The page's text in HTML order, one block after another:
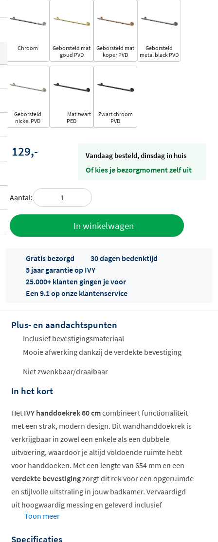
Chroom
Geborsteld mat
goud PVD
Geborsteld mat
koper PVD
Geborsteld
metal black PVD
Geborsteld
nickel PVD
Mat zwart
PED
Zwart chroom
PVD
129,- vandaag besteld, dinsdag in huis
Of kies je bezorgmoment zelf uit
Aantal:
In winkelwagen
Offertes
ophalen...
Gratis bezorgd
30 dagen bedenktijd
5 jaar garantie op IVY
25.000+ klanten gingen je voor
Een 9.1 op onze klantenservice
Plus- en aandachtspunten
Inclusief bevestigingsmateriaal
Mooie afwerking dankzij de verdekte bevestiging
Niet zwenkbaar/draaibaar
In het kort
Het IVY handdoekrek 60 cmcombineert functionaliteit
met een strak, modern design. Dit wandhanddoekrek is
verkrijgbaar in zowel een enkele als een dubbele
uitvoering, waardoor je altijd voldoende ruimte hebt
voor handdoeken. Met een lengte van 654 mm en een
verdekte bevestigingzorgt dit rek voor een opgeruimde
en stijlvolle uitstraling in jouw badkamer. Vervaardigd
uit hoogwaardig messing en geleverd inclusief
bevestigingsmateriaal.
Enkel of dubbel handdoekrek
Toon meer
Specificaties